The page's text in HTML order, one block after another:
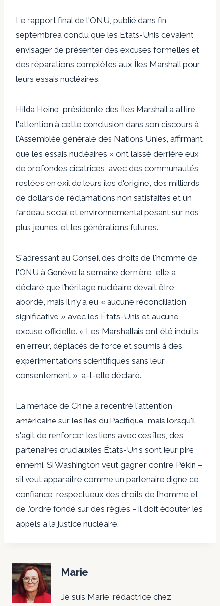
Le rapport final de l'ONU, publié dans fin
septembrea conclu que les États-Unis devaient
envisager de présenter des excuses formelles et
des réparations complètes aux Îles Marshall pour
leurs essais nucléaires.
Hilda Heine, présidente des Îles Marshall a attiré
l'attention à cette conclusion dans son discours à
l'Assemblée générale des Nations Unies, affirmant
que les essais nucléaires « ont laissé derrière eux
de profondes cicatrices, avec des communautés
restées en exil de leurs îles d'origine, des milliards
de dollars de réclamations non satisfaites et un
fardeau social et environnemental pesant sur nos
plus jeunes. et les générations futures.
S'adressant au Conseil des droits de l'homme de
l'ONU à Genève la semaine dernière, elle a
déclaré que l’héritage nucléaire devait être
abordé, mais il n’y a eu « aucune réconciliation
significative » avec les États-Unis et aucune
excuse officielle. « Les Marshallais ont été induits
en erreur, déplacés de force et soumis à des
expérimentations scientifiques sans leur
consentement », a-t-elle déclaré.
La menace de Chine a recentré l'attention
américaine sur les îles du Pacifique, mais lorsqu'il
s'agit de renforcer les liens avec ces îles, des
partenaires cruciauxles États-Unis sont leur pire
ennemi. Si Washington veut gagner contre Pékin –
s’il veut apparaître comme un partenaire digne de
confiance, respectueux des droits de l’homme et
de l’ordre fondé sur des règles – il doit écouter les
appels à la justice nucléaire.
Marie
Je suis Marie, rédactrice chez